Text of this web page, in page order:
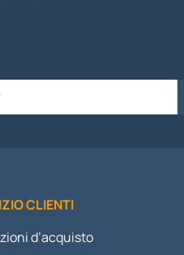
CLIENTI
d’acquisto